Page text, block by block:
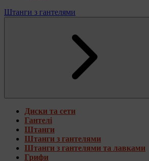
Штанги з гантелями
Диски та сети
Гантелі
Штанги
Штанги з гантелями
Штанги з гантелями та лавками
Грифи